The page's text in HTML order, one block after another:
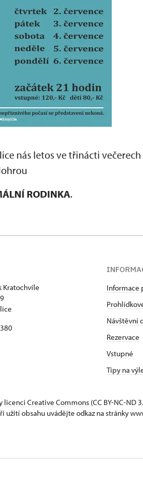
nás letos ve třinácti
RODINKA.
Kratochvíle
Informace
Návštěvní
Rezervace
Vstupné
Tipy na
licenci Creative Commons (CC BY-NC-ND
užití obsahu uvádějte odkaz na stránky